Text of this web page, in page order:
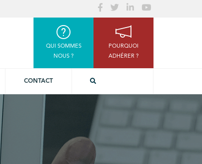
QUI SOMMES
NOUS ?
POURQUOI
ADHÉRER ?
CONTACT